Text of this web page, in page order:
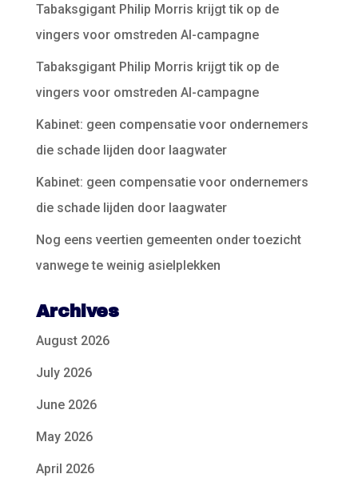
Tabaksgigant Philip Morris krijgt tik op de
vingers voor omstreden AI-campagne
Tabaksgigant Philip Morris krijgt tik op de
vingers voor omstreden AI-campagne
Kabinet: geen compensatie voor ondernemers
die schade lijden door laagwater
Kabinet: geen compensatie voor ondernemers
die schade lijden door laagwater
Nog eens veertien gemeenten onder toezicht
vanwege te weinig asielplekken
Archives
August 2026
July 2026
June 2026
May 2026
April 2026